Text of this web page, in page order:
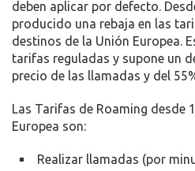
deben aplicar por defecto.
producido una rebaja en las
destinos de la Unión Europea.
tarifas reguladas y supone un
precio de las llamadas y del
Las Tarifas de Roaming desde
Europea son:
Realizar llamadas (por